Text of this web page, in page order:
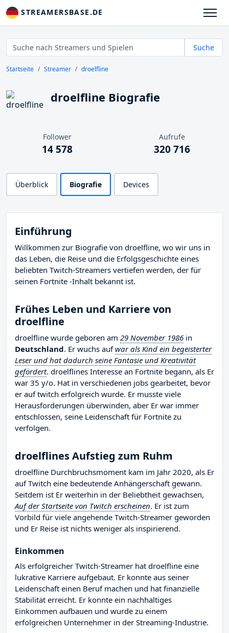
STREAMERSBASE.DE
Suche
Startseite Streamer droelfline
droelfline Biografie
Follower
14 578
Aufrufe
320 716
Überblick Biografie Devices
Einführung
Willkommen zur Biografie von droelfline, wo wir uns in
das Leben, die Reise und die Erfolgsgeschichte eines
beliebten Twitch-Streamers vertiefen werden, der für
seinen Fortnite -Inhalt bekannt ist.
Frühes Leben und Karriere von
droelfline
droelfline wurde geboren am 29 November 1986 in
Deutschland. Er wuchs aufwar als Kind ein begeisterter
Leser und hat dadurch seine Fantasie und Kreativität
gefördert. droelflines Interesse an Fortnite begann, als Er
war 35 y/o. Hat in verschiedenen jobs gearbeitet, bevor
er auf twitch erfolgreich wurde. Er musste viele
Herausforderungen überwinden, aber Er war immer
entschlossen, seine Leidenschaft für Fortnite zu
verfolgen.
droelflines Aufstieg zum Ruhm
droelfline Durchbruchsmoment kam im Jahr 2020, als Er
auf Twitch eine bedeutende Anhängerschaft gewann.
Seitdem ist Er weiterhin in der Beliebtheit gewachsen,
Auf der Startseite von Twitch erscheinen. Er ist zum
Vorbild für viele angehende Twitch-Streamer geworden
und Er Reise ist nichts weniger als inspirierend.
Einkommen
Als erfolgreicher Twitch-Streamer hat droelfline eine
lukrative Karriere aufgebaut. Er konnte aus seiner
Leidenschaft einen Beruf machen und hat finanzielle
Stabilität erreicht. Er konnte ein nachhaltiges
Einkommen aufbauen und wurde zu einem
erfolgreichen Unternehmer in der Streaming-Industrie.